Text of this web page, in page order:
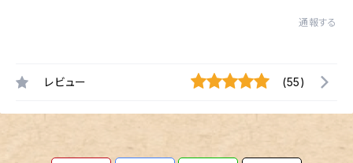
通報する
レビュー (55)